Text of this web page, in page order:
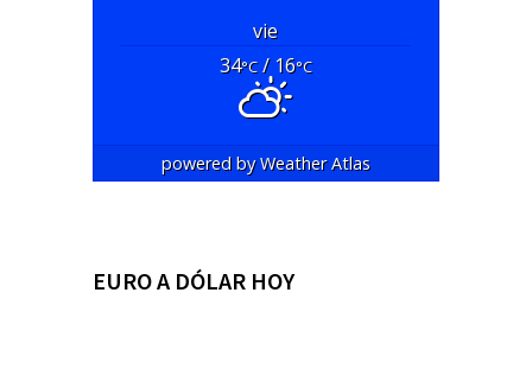
vie
34°C/ 16°C
powered byWeather Atlas
EURO A DÓLAR HOY